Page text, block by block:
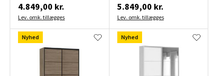
4.849,00 kr.
Lev. omk. tillægges
5.849,00 kr.
Lev. omk. tillægges
Nyhed Nyhed